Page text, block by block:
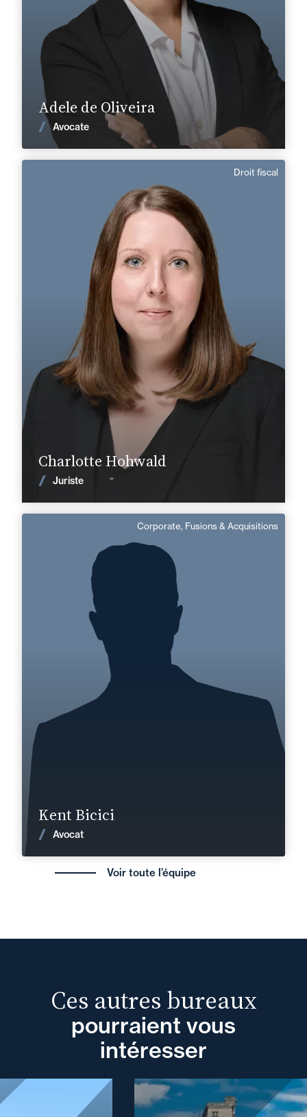
Adele de Oliveira
Avocate Voir les actualités
Charlotte Hohwald
Juriste
Droit fiscal
Charlotte Hohwald
Langue(s) parlé(es) :
Anglais
Domaine d’expertises :
Droit fiscal
Besançon
+33 3 81 47 29 50
charlotte.hohwald@fidal.com
Kent Bicici
Avocat
Corporate, Fusions & Acquisitions
Domaine d’expertises :
Corporate, Fusions & Acquisitions
+33 3 81 47 29 50
kent.bicici@fidal.com
Voir toute l’équipe
Ces autres bureaux
pourraient vous
intéresser